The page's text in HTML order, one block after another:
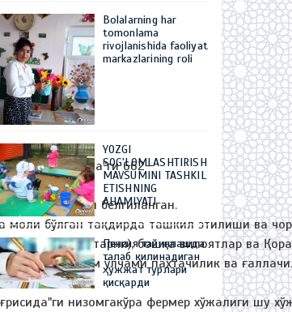
тўғрисида"ги 662-
этилиши белгиланган.
бўлган тақдирда ташкил этилиши ва
учун 0,5 гектарни), бошқа вилоятлар ва
энг кам ўлчами пахтачилик ва
низомгакўра фермер хўжалиги
Bolalarning har
tomonlama
rivojlanishida faoliyat
markazlarining roli
YOZGI
SOG'LOMLASHTIRISH
MAVSUMINI TASHKIL
ETISHNING
AHAMIYATI
Пенсия тайинлашда
талаб қилинадиган
ҳужжат турлари
қисқарди